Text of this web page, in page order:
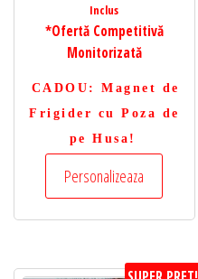
Inclus
*Ofertă Competitivă
Monitorizată
CADOU : Magnet de
Frigider cu Poza de
pe Husa!
Personalizeaza